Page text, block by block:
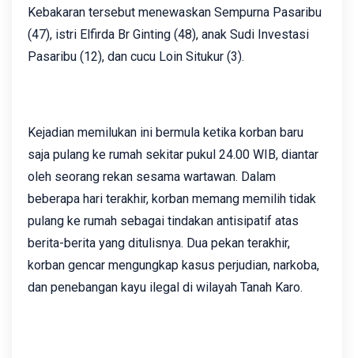
Kebakaran tersebut menewaskan Sempurna Pasaribu
(47), istri Elfirda Br Ginting (48), anak Sudi Investasi
Pasaribu (12), dan cucu Loin Situkur (3).
Kejadian memilukan ini bermula ketika korban baru
saja pulang ke rumah sekitar pukul 24.00 WIB, diantar
oleh seorang rekan sesama wartawan. Dalam
beberapa hari terakhir, korban memang memilih tidak
pulang ke rumah sebagai tindakan antisipatif atas
berita-berita yang ditulisnya. Dua pekan terakhir,
korban gencar mengungkap kasus perjudian, narkoba,
dan penebangan kayu ilegal di wilayah Tanah Karo.